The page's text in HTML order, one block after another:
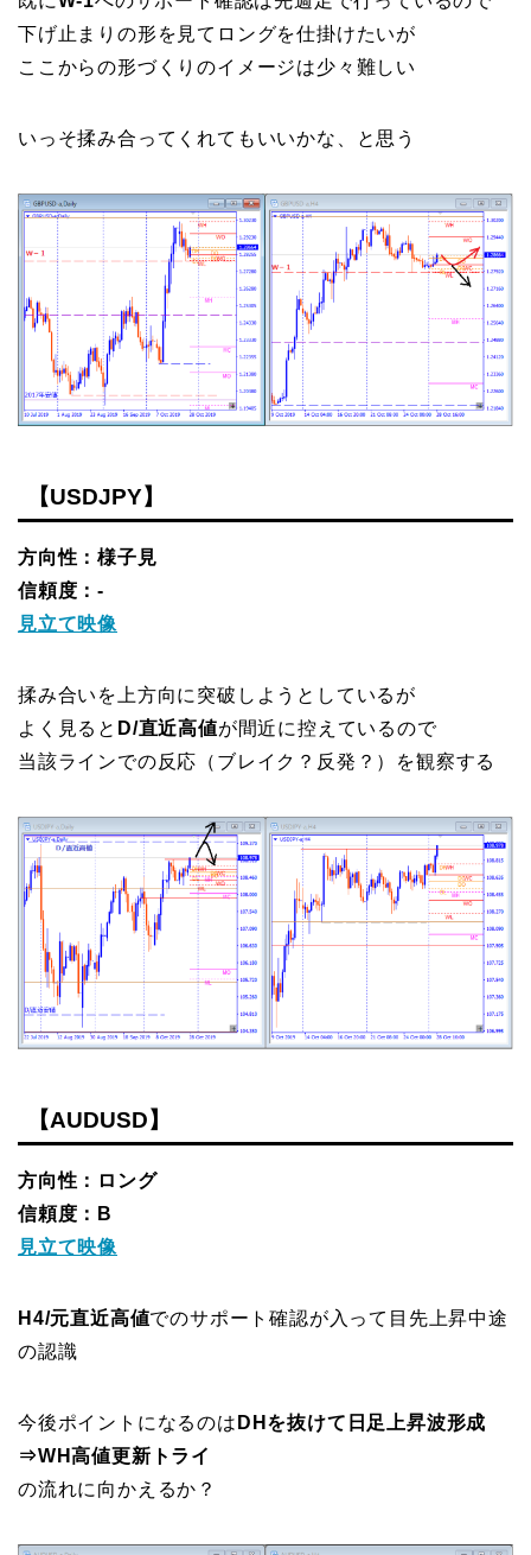
下げ止まりの形を見てロングを仕掛けたいが
ここからの形づくりのイメージは少々難しい
いっそ揉み合ってくれてもいいかな、と思う
【USDJPY】
方向性：様子見
信頼度：-
見立て映像
揉み合いを上方向に突破しようとしているが
よく見ると D/直近高値が間近に控えているので
当該ラインでの反応（ブレイク？反発？）を観察する
【AUDUSD】
方向性：ロング
信頼度：B
見立て映像
H4/元直近高値でのサポート確認が入って目先上昇中途
の認識
今後ポイントになるのは DHを抜けて日足上昇波形成
⇒WH高値更新トライ
の流れに向かえるか？